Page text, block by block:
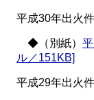
平成30年出火
◆（別紙）
ル／151KB]
平成29年出火